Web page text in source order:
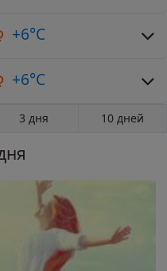
+6°C
+6°C
3 дня 10 дней